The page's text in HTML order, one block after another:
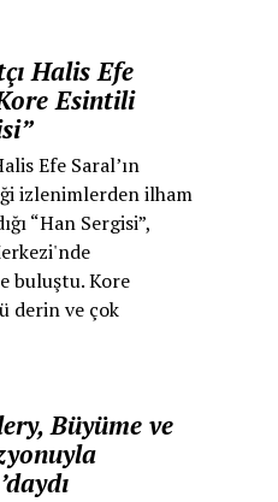
Halis Efe
Esintili
Efe Saral’ın
izlenimlerden ilham
“Han Sergisi”,
buluştu. Kore
derin ve çok
Büyüme ve